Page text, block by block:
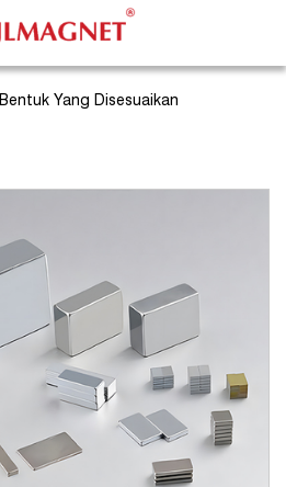
Bentuk Yang Disesuaikan